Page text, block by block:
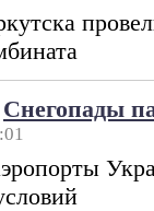
Снегопады